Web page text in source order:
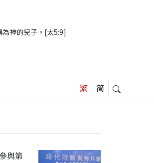
神的兒子。[太5:9]
與第